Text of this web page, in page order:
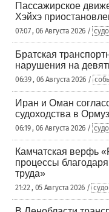
Пассажирское
Хэйхэ
07:07 , 06 Августа 2026 /
Братская
нарушения на
06:39 , 06 Августа 2026 /
Иран и Оман
судоходства в
06:19 , 06 Августа 2026 /
Камчатская верфь
процессы
труда»
21:22 , 05 Августа 2026 /